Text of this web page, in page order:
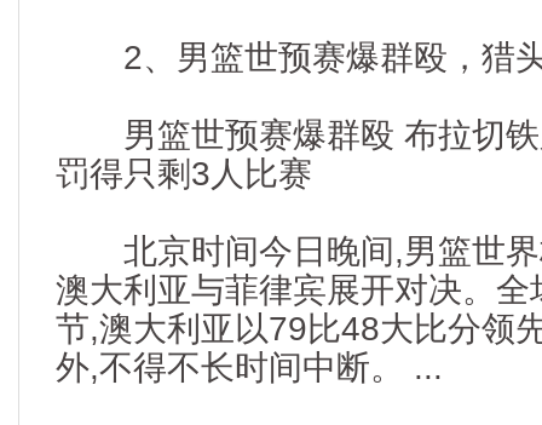
2、男篮世预赛爆群殴，猎
男篮世预赛爆群殴 布拉切铁
罚得只剩3人比赛
北京时间今日晚间,男篮世界
澳大利亚与菲律宾展开对决。
节,澳大利亚以79比48大比分领
外,不得不长时间中断。 ...